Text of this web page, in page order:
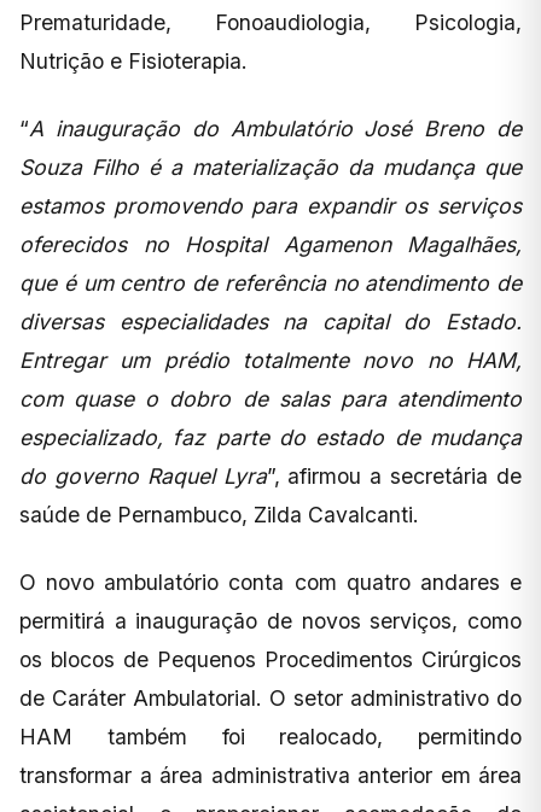
Prematuridade, Fonoaudiologia, Psicologia,
Nutrição e Fisioterapia.
“A inauguração do Ambulatório José Breno de
Souza Filho é a materialização da mudança que
estamos promovendo para expandir os serviços
oferecidos no Hospital Agamenon Magalhães,
que é um centro de referência no atendimento de
diversas especialidades na capital do Estado.
Entregar um prédio totalmente novo no HAM,
com quase o dobro de salas para atendimento
especializado, faz parte do estado de mudança
do governo Raquel Lyra”, afirmou a secretária de
saúde de Pernambuco, Zilda Cavalcanti.
O novo ambulatório conta com quatro andares e
permitirá a inauguração de novos serviços, como
os blocos de Pequenos Procedimentos Cirúrgicos
de Caráter Ambulatorial. O setor administrativo do
HAM também foi realocado, permitindo
transformar a área administrativa anterior em área